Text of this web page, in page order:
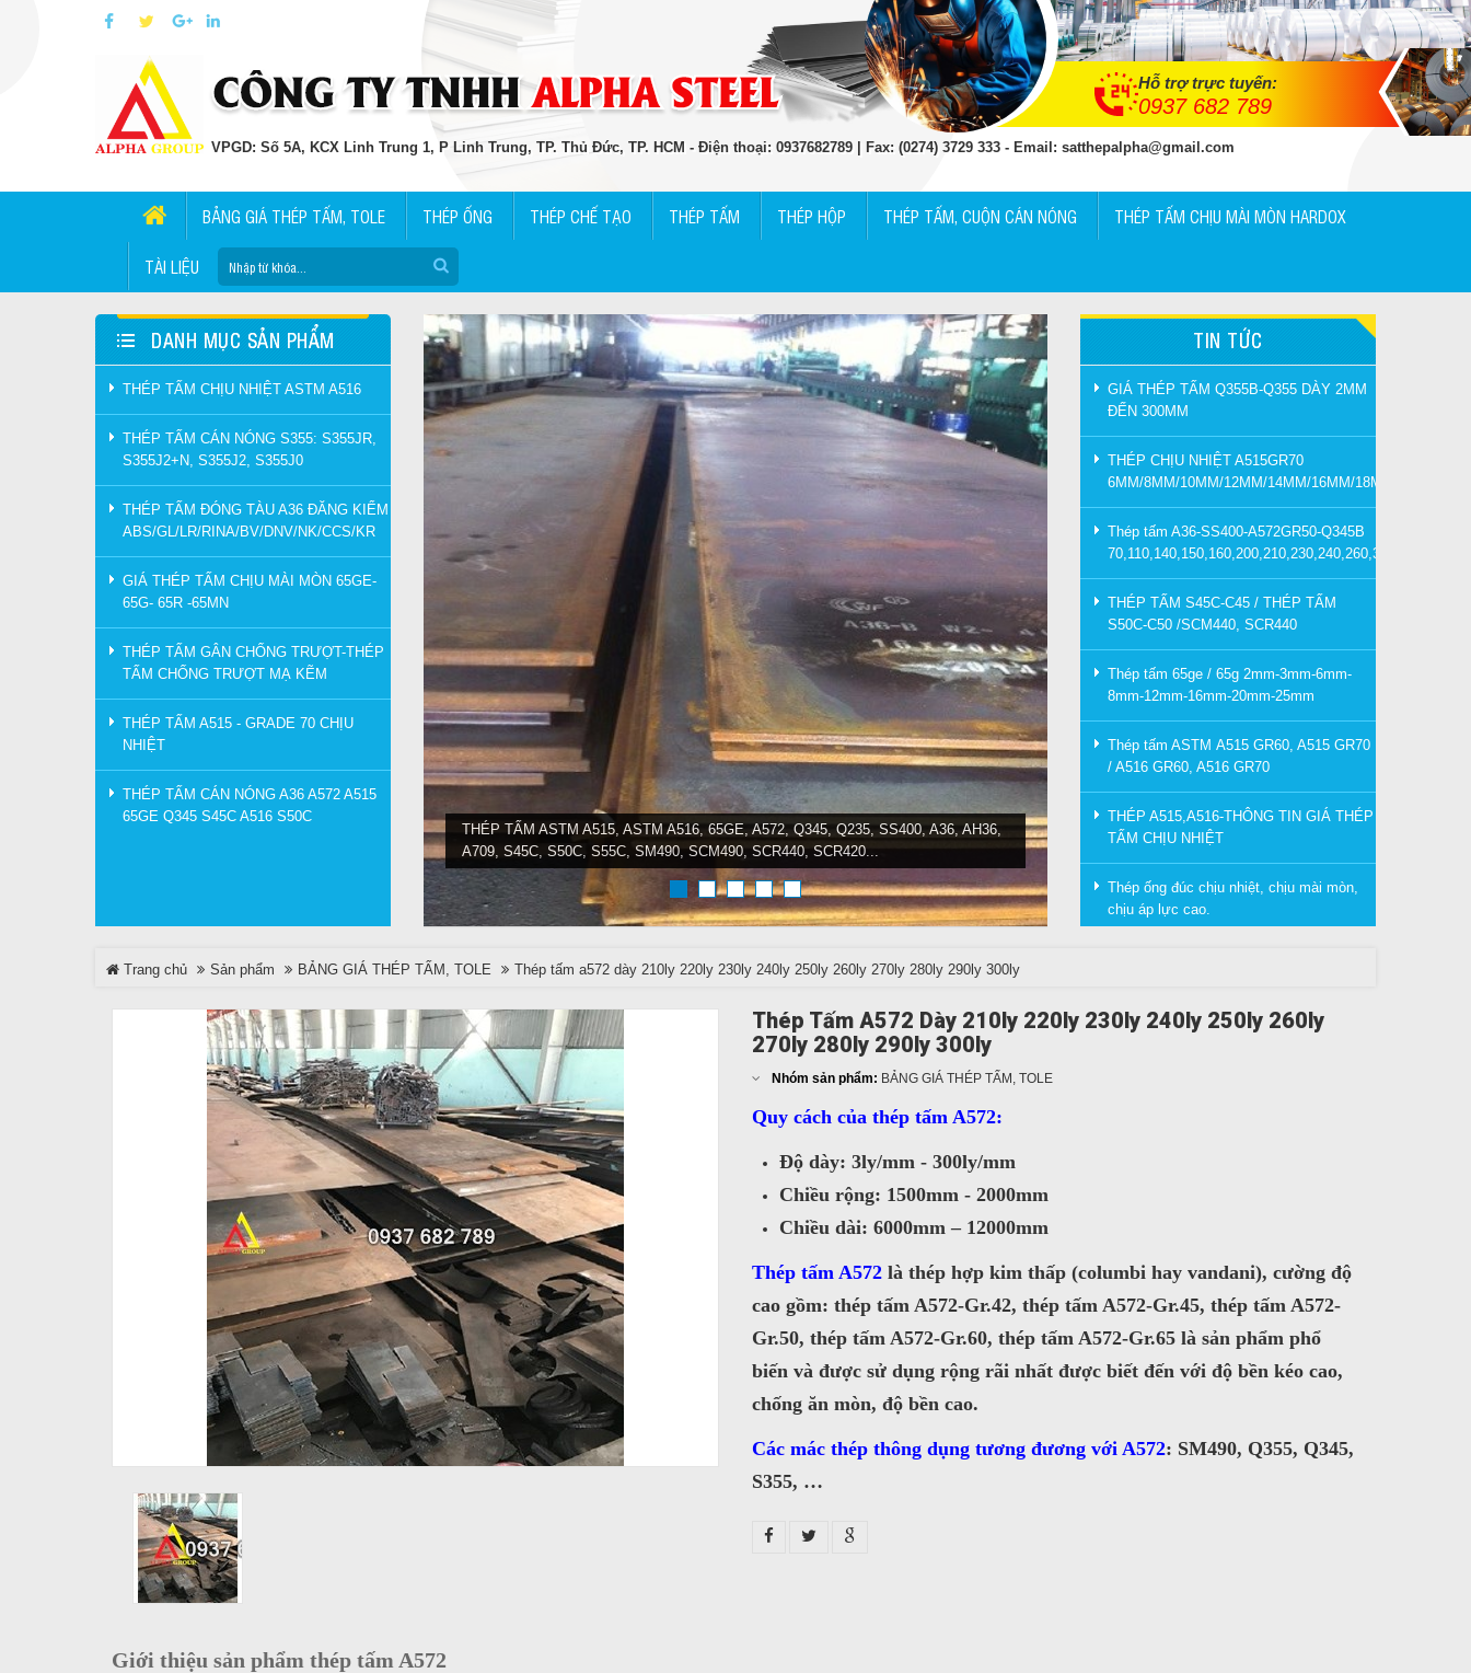
Hỗ trợ trực tuyến:
0937 682 789
VPGD: Số 5A, KCX Linh Trung 1, P Linh Trung, TP. Thủ Đức, TP. HCM - Điện thoại: 0937682789 | Fax: (0274) 3729 333 - Email: satthepalpha@gmail.com
BẢNG GIÁ THÉP TẤM, TOLE THÉP ỐNG THÉP CHẾ TẠO THÉP TẤM THÉP HỘP THÉP TẤM, CUỘN CÁN NÓNG THÉP TẤM CHỊU MÀI MÒN HARDOX
TÀI LIỆU
DANH MỤC SẢN PHẨM
THÉP TẤM CHỊU NHIỆT ASTM A516
THÉP TẤM CÁN NÓNG S355: S355JR,
S355J2+N, S355J2, S355J0
THÉP TẤM ĐÓNG TÀU A36 ĐĂNG KIỂM
ABS/GL/LR/RINA/BV/DNV/NK/CCS/KR
GIÁ THÉP TẤM CHỊU MÀI MÒN 65GE-
65G- 65R -65MN
THÉP TẤM GÂN CHỐNG TRƯỢT-THÉP
TẤM CHỐNG TRƯỢT MẠ KẼM
THÉP TẤM A515 - GRADE 70 CHỊU
NHIỆT
THÉP TẤM CÁN NÓNG A36 A572 A515
65GE Q345 S45C A516 S50C
THÉP TẤM ASTM A515, ASTM A516, 65GE, A572, Q345, Q235, SS400, A36, AH36,
A709, S45C, S50C, S55C, SM490, SCM490, SCR440, SCR420...
TIN TỨC
GIÁ THÉP TẤM Q355B-Q355 DÀY 2MM
ĐẾN 300MM
THÉP CHỊU NHIỆT A515GR70
6MM/8MM/10MM/12MM/14MM/16MM/18MM/20MM
Thép tấm A36-SS400-A572GR50-Q345B
70,110,140,150,160,200,210,230,240,260,300mm
THÉP TẤM S45C-C45 / THÉP TẤM
S50C-C50 /SCM440, SCR440
Thép tấm 65ge / 65g 2mm-3mm-6mm-
8mm-12mm-16mm-20mm-25mm
Thép tấm ASTM A515 GR60, A515 GR70
/ A516 GR60, A516 GR70
THÉP A515,A516-THÔNG TIN GIÁ THÉP
TẤM CHỊU NHIỆT
Thép ống đúc chịu nhiệt, chịu mài mòn,
chịu áp lực cao.
Trang chủ Sản phẩm BẢNG GIÁ THÉP TẤM, TOLE Thép tấm a572 dày 210ly 220ly 230ly 240ly 250ly 260ly 270ly 280ly 290ly 300ly
Thép Tấm A572 Dày 210ly 220ly 230ly 240ly 250ly 260ly
270ly 280ly 290ly 300ly
Nhóm sản phẩm: BẢNG GIÁ THÉP TẤM, TOLE
Quy cách của thép tấm A572:
Độ dày: 3ly/mm - 300ly/mm
Chiều rộng: 1500mm - 2000mm
Chiều dài: 6000mm – 12000mm
Thép tấm A572 là thép hợp kim thấp (columbi hay vandani), cường độ
cao gồm: thép tấm A572-Gr.42, thép tấm A572-Gr.45, thép tấm A572-
Gr.50, thép tấm A572-Gr.60, thép tấm A572-Gr.65 là sản phẩm phổ
biến và được sử dụng rộng rãi nhất được biết đến với độ bền kéo cao,
chống ăn mòn, độ bền cao.
Các mác thép thông dụng tương đương với A572: SM490, Q355, Q345,
S355, …
Giới thiệu sản phẩm thép tấm A572